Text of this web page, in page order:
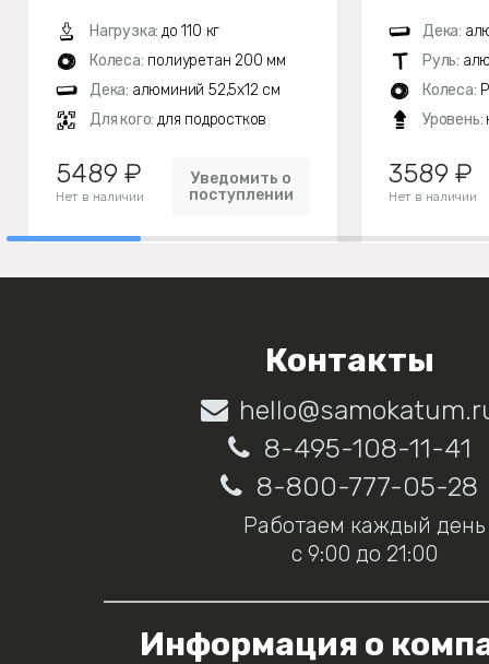
Нагрузка: до 110 кг
Колеса: полиуретан 200 мм
Дека: алюминий 52,5х12 см
Для кого: для подростков
5489 ₽
Нет в наличии
Уведомить о
поступлении
Дека:
Руль:
Колеса:
Уровень:
3589 ₽
Нет в наличии
Контакты
8-495-108-11-41
8-800-777-05-28
Работаем каждый день
с 9:00 до 21:00
Информация о